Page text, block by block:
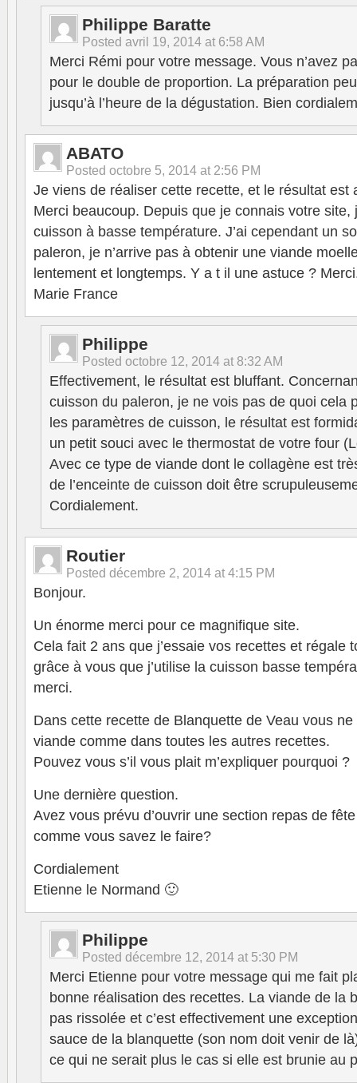
Philippe Baratte
Posted avril 19, 2014 at 6:58 AM
Merci Rémi pour votre message. Vous n’avez
pour le double de proportion. La préparation
jusqu’à l’heure de la dégustation. Bien
ABATO
Posted octobre 5, 2014 at 2:56 PM
Je viens de réaliser cette recette, et le résultat est
Merci beaucoup. Depuis que je connais votre
cuisson à basse température. J’ai cependant un
paleron, je n’arrive pas à obtenir une viande
lentement et longtemps. Y a t il une astuce ?
Marie France
Philippe
Posted octobre 12, 2014 at 8:32 AM
Effectivement, le résultat est bluffant.
cuisson du paleron, je ne vois pas de quoi cela
les paramètres de cuisson, le résultat est
un petit souci avec le thermostat de votre four
Avec ce type de viande dont le collagène est
de l’enceinte de cuisson doit être
Cordialement.
Routier
Posted décembre 2, 2014 at 4:15 PM
Bonjour.
Un énorme merci pour ce magnifique site.
Cela fait 2 ans que j’essaie vos recettes et régale
grâce à vous que j’utilise la cuisson basse
merci.
Dans cette recette de Blanquette de Veau vous
viande comme dans toutes les autres recettes.
Pouvez vous s’il vous plait m’expliquer pourquoi ?
Une dernière question.
Avez vous prévu d’ouvrir une section repas de
comme vous savez le faire?
Cordialement
Etienne le Normand 🙂
Philippe
Posted décembre 12, 2014 at 5:30 PM
Merci Etienne pour votre message qui me fait
bonne réalisation des recettes. La viande de la
pas rissolée et c’est effectivement une
sauce de la blanquette (son nom doit venir de
ce qui ne serait plus le cas si elle est brunie au